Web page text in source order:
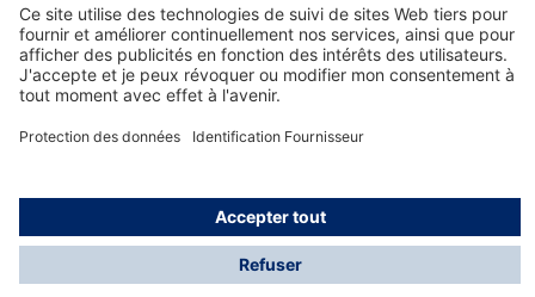
Service de e-commande Dräger
Informations sur les produits
© Dräger France SAS, 2024
*Prix hors taxe. Frais de gestion et de livraison standard
offerts; Indépendamment de la valeur ou du volume de